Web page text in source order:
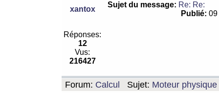
xantox
Sujet du message: Re: Re:
Publié:
Réponses:
12
Vus:
216427
Forum: Calcul Sujet: Moteur